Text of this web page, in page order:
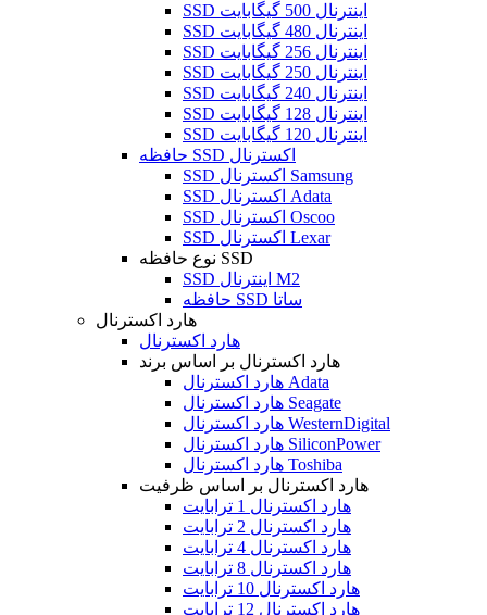
SSD اینترنال 500 گیگابایت
SSD اینترنال 480 گیگابایت
SSD اینترنال 256 گیگابایت
SSD اینترنال 250 گیگابایت
SSD اینترنال 240 گیگابایت
SSD اینترنال 128 گیگابایت
SSD اینترنال 120 گیگابایت
حافظه SSD اکسترنال
SSD اکسترنال Samsung
SSD اکسترنال Adata
SSD اکسترنال Oscoo
SSD اکسترنال Lexar
نوع حافظه SSD
SSD اینترنال M2
حافظه SSD ساتا
هارد اکسترنال
هارد اکسترنال
هارد اکسترنال بر اساس برند
هارد اکسترنال Adata
هارد اکسترنال Seagate
هارد اکسترنال WesternDigital
هارد اکسترنال SiliconPower
هارد اکسترنال Toshiba
هارد اکسترنال بر اساس ظرفیت
هارد اکسترنال 1 ترابایت
هارد اکسترنال 2 ترابایت
هارد اکسترنال 4 ترابایت
هارد اکسترنال 8 ترابایت
هارد اکسترنال 10 ترابایت
هارد اکسترنال 12 ترابایت